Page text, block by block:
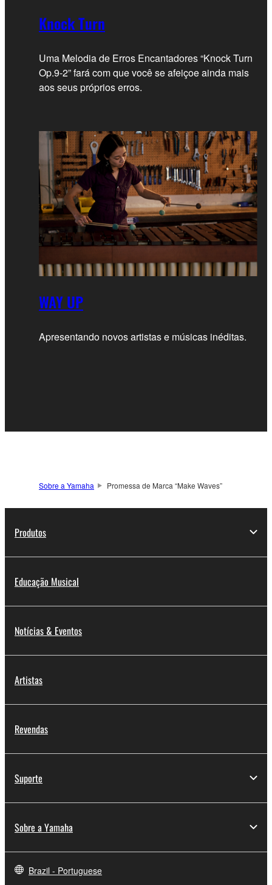
Knock Turn
Uma Melodia de Erros Encantadores “Knock Turn
Op.9-2” fará com que você se afeiçoe ainda mais
aos seus próprios erros.
WAY UP
Apresentando novos artistas e músicas inéditas.
Sobre a Yamaha Promessa de Marca “Make Waves”
Produtos
Educação Musical
Notícias & Eventos
Artistas
Revendas
Suporte
Sobre a Yamaha
Brazil - Portuguese